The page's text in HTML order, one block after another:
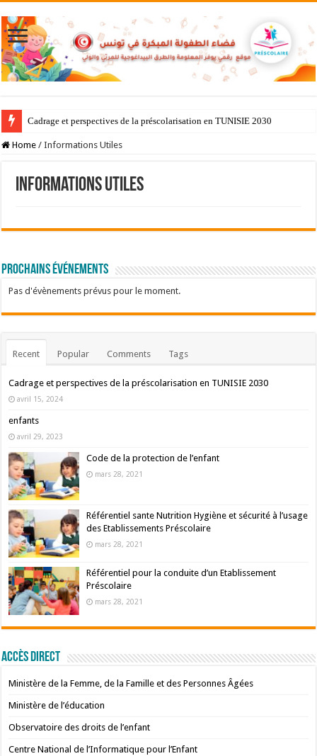
Cadrage et perspectives de la préscolarisation en TUNISIE 2030
Home / Informations Utiles
Informations Utiles
Prochains événements
Pas d'évènements prévus pour le moment.
Recent Popular Comments Tags
Cadrage et perspectives de la préscolarisation en TUNISIE 2030
avril 15, 2024
enfants
avril 29, 2023
Code de la protection de l’enfant
mars 28, 2021
Référentiel sante Nutrition Hygiène et sécurité à l’usage
des Etablissements Préscolaire
mars 28, 2021
Référentiel pour la conduite d’un Etablissement
Préscolaire
mars 28, 2021
Accès Direct
Ministère de la Femme, de la Famille et des Personnes Âgées
Ministère de l’éducation
Observatoire des droits de l’enfant
Centre National de l’Informatique pour l’Enfant